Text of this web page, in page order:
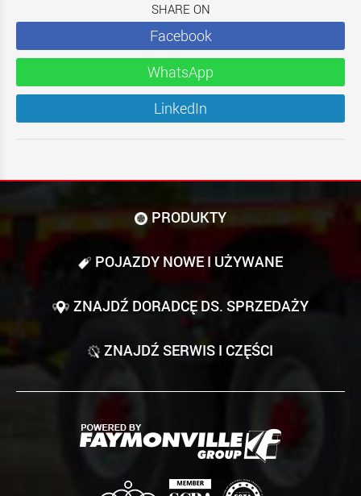
SHARE ON
Facebook
WhatsApp
LinkedIn
PRODUKTY
POJAZDY NOWE I UŻYWANE
ZNAJDŹ DORADCĘ DS. SPRZEDAŻY
ZNAJDŹ SERWIS I CZĘŚCI